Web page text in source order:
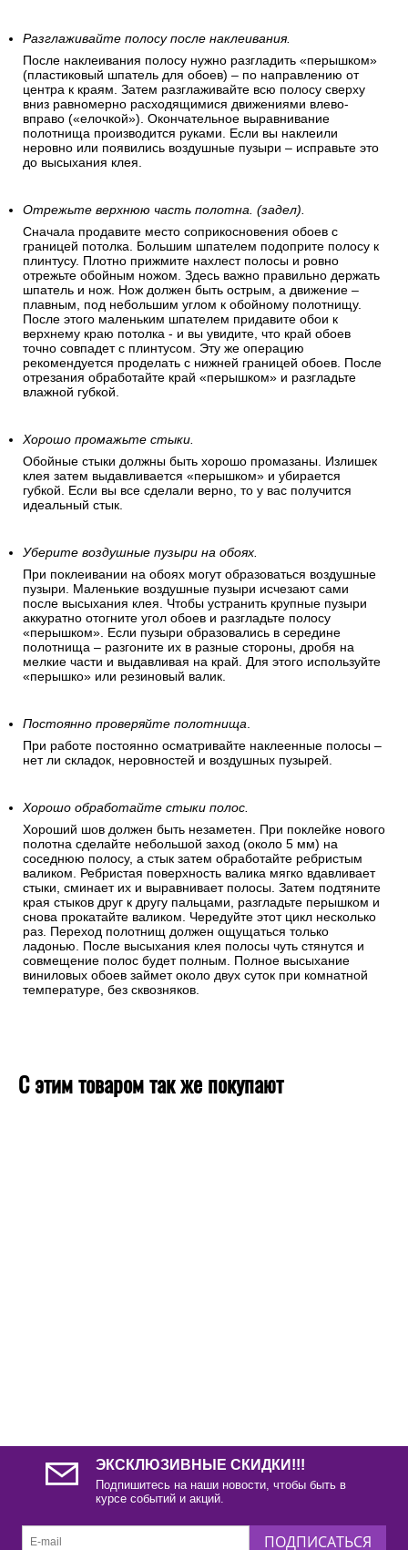
Разглаживайте полосу после наклеивания.
После наклеивания полосу нужно разгладить «перышком»
(пластиковый шпатель для обоев) – по направлению от
центра к краям. Затем разглаживайте всю полосу сверху
вниз равномерно расходящимися движениями влево-
вправо («елочкой»). Окончательное выравнивание
полотнища производится руками. Если вы наклеили
неровно или появились воздушные пузыри – исправьте это
до высыхания клея.
Отрежьте верхнюю часть полотна. (задел).
Сначала продавите место соприкосновения обоев с
границей потолка. Большим шпателем подоприте полосу к
плинтусу. Плотно прижмите нахлест полосы и ровно
отрежьте обойным ножом. Здесь важно правильно держать
шпатель и нож. Нож должен быть острым, а движение –
плавным, под небольшим углом к обойному полотнищу.
После этого маленьким шпателем придавите обои к
верхнему краю потолка - и вы увидите, что край обоев
точно совпадет с плинтусом. Эту же операцию
рекомендуется проделать с нижней границей обоев. После
отрезания обработайте край «перышком» и разгладьте
влажной губкой.
Хорошо промажьте стыки.
Обойные стыки должны быть хорошо промазаны. Излишек
клея затем выдавливается «перышком» и убирается
губкой. Если вы все сделали верно, то у вас получится
идеальный стык.
Уберите воздушные пузыри на обоях.
При поклеивании на обоях могут образоваться воздушные
пузыри. Маленькие воздушные пузыри исчезают сами
после высыхания клея. Чтобы устранить крупные пузыри
аккуратно отогните угол обоев и разгладьте полосу
«перышком». Если пузыри образовались в середине
полотнища – разгоните их в разные стороны, дробя на
мелкие части и выдавливая на край. Для этого используйте
«перышко» или резиновый валик.
Постоянно проверяйте полотнища.
При работе постоянно осматривайте наклеенные полосы –
нет ли складок, неровностей и воздушных пузырей.
Хорошо обработайте стыки полос.
Хороший шов должен быть незаметен. При поклейке нового
полотна сделайте небольшой заход (около 5 мм) на
соседнюю полосу, а стык затем обработайте ребристым
валиком. Ребристая поверхность валика мягко вдавливает
стыки, сминает их и выравнивает полосы. Затем подтяните
края стыков друг к другу пальцами, разгладьте перышком и
снова прокатайте валиком. Чередуйте этот цикл несколько
раз. Переход полотнищ должен ощущаться только
ладонью. После высыхания клея полосы чуть стянутся и
совмещение полос будет полным. Полное высыхание
виниловых обоев займет около двух суток при комнатной
температуре, без сквозняков.
С этим товаром так же покупают
ЭКСКЛЮЗИВНЫЕ СКИДКИ!!!
Подпишитесь на наши новости, чтобы быть в
курсе событий и акций.
ПОДПИСАТЬСЯ